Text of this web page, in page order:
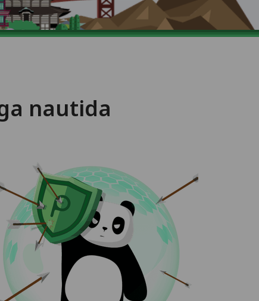
nautida